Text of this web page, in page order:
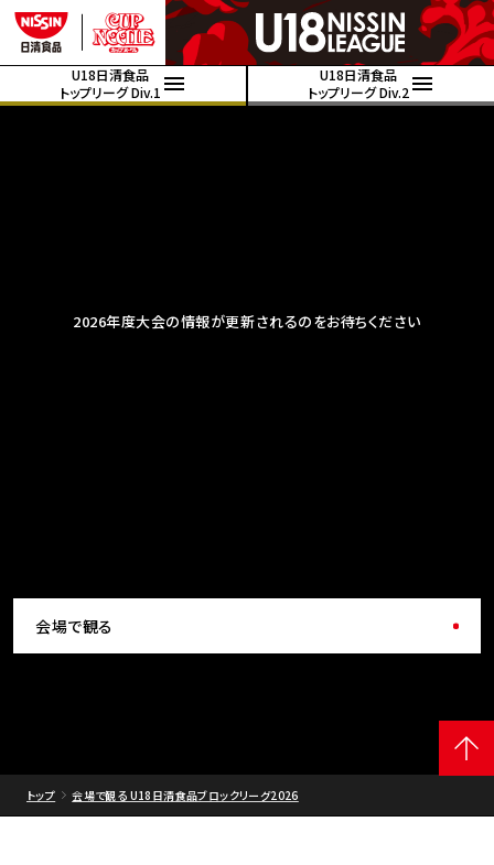
U18日清食品
トップリーグ Div.1
U18日清食品
トップリーグ Div.2
2026年度大会の情報が更新されるのをお待ちください
会場で観る
トップ 会場で観る U18日清食品ブロックリーグ2026